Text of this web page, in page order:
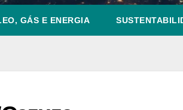
GÁS E ENERGIA